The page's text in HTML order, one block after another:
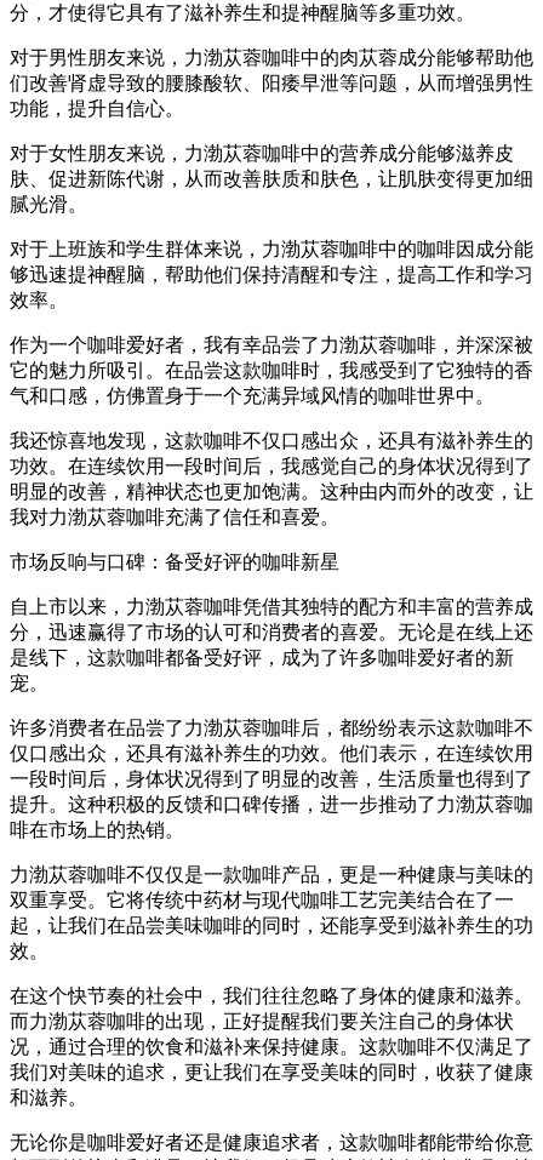
分，才使得它具有了滋补养生和提神醒脑等多重功效。
对于男性朋友来说，力渤苁蓉咖啡中的肉苁蓉成分能够帮助他
们改善肾虚导致的腰膝酸软、阳痿早泄等问题，从而增强男性
功能，提升自信心。
对于女性朋友来说，力渤苁蓉咖啡中的营养成分能够滋养皮
肤、促进新陈代谢，从而改善肤质和肤色，让肌肤变得更加细
腻光滑。
对于上班族和学生群体来说，力渤苁蓉咖啡中的咖啡因成分能
够迅速提神醒脑，帮助他们保持清醒和专注，提高工作和学习
效率。
作为一个咖啡爱好者，我有幸品尝了力渤苁蓉咖啡，并深深被
它的魅力所吸引。在品尝这款咖啡时，我感受到了它独特的香
气和口感，仿佛置身于一个充满异域风情的咖啡世界中。
我还惊喜地发现，这款咖啡不仅口感出众，还具有滋补养生的
功效。在连续饮用一段时间后，我感觉自己的身体状况得到了
明显的改善，精神状态也更加饱满。这种由内而外的改变，让
我对力渤苁蓉咖啡充满了信任和喜爱。
市场反响与口碑：备受好评的咖啡新星
自上市以来，力渤苁蓉咖啡凭借其独特的配方和丰富的营养成
分，迅速赢得了市场的认可和消费者的喜爱。无论是在线上还
是线下，这款咖啡都备受好评，成为了许多咖啡爱好者的新
宠。
许多消费者在品尝了力渤苁蓉咖啡后，都纷纷表示这款咖啡不
仅口感出众，还具有滋补养生的功效。他们表示，在连续饮用
一段时间后，身体状况得到了明显的改善，生活质量也得到了
提升。这种积极的反馈和口碑传播，进一步推动了力渤苁蓉咖
啡在市场上的热销。
力渤苁蓉咖啡不仅仅是一款咖啡产品，更是一种健康与美味的
双重享受。它将传统中药材与现代咖啡工艺完美结合在了一
起，让我们在品尝美味咖啡的同时，还能享受到滋补养生的功
效。
在这个快节奏的社会中，我们往往忽略了身体的健康和滋养。
而力渤苁蓉咖啡的出现，正好提醒我们要关注自己的身体状
况，通过合理的饮食和滋补来保持健康。这款咖啡不仅满足了
我们对美味的追求，更让我们在享受美味的同时，收获了健康
和滋养。
无论你是咖啡爱好者还是健康追求者，这款咖啡都能带给你意